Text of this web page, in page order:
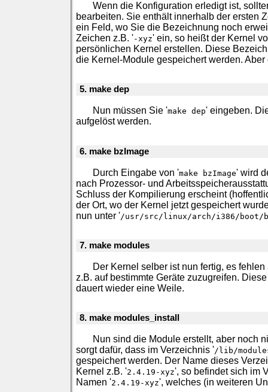
Wenn die Konfiguration erledigt ist,
bearbeiten. Sie enthält innerhalb der ersten
ein Feld, wo Sie die Bezeichnung noch
Zeichen z.B. '-xyz' ein, so heißt der Kernel
persönlichen Kernel erstellen. Diese
die Kernel-Module gespeichert werden. Aber
5. make dep
Nun müssen Sie 'make dep' eingeben.
aufgelöst werden.
6. make bzImage
Durch Eingabe von 'make bzImage' wird
nach Prozessor- und
Schluss der Kompilierung erscheint
der Ort, wo der Kernel jetzt gespeichert
nun unter '/usr/src/linux/arch/i386/boot/
7. make modules
Der Kernel selber ist nun fertig, es
z.B. auf bestimmte Geräte zuzugreifen.
dauert wieder eine Weile.
8. make modules_install
Nun sind die Module erstellt, aber noch
sorgt dafür, dass im Verzeichnis '/lib/
gespeichert werden. Der Name dieses
Kernel z.B. '2.4.19-xyz', so befindet sich im
Namen '2.4.19-xyz', welches (in weiteren